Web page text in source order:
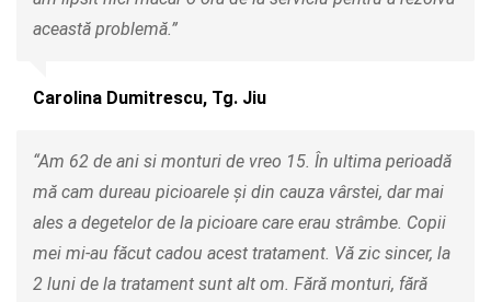
această problemă.”
Carolina Dumitrescu, Tg. Jiu
“Am 62 de ani si monturi de vreo 15. În ultima perioadă
mă cam dureau picioarele și din cauza vârstei, dar mai
ales a degetelor de la picioare care erau strâmbe. Copii
mei mi-au făcut cadou acest tratament. Vă zic sincer, la
2 luni de la tratament sunt alt om. Fără monturi, fără